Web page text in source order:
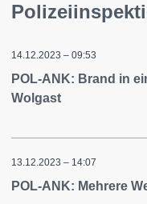
14.12.2023 – 09:53
POL-ANK: Brand in
Wolgast
13.12.2023 – 14:07
POL-ANK: Mehrere